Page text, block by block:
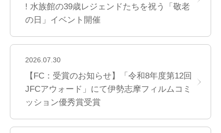
! 水族館の39歳レジェンドたちを祝う「敬老
の日」イベント開催
2026.07.30
【FC：受賞のお知らせ】「令和8年度第12回
JFCアウォード」にて伊勢志摩フィルムコミ
ッション優秀賞受賞